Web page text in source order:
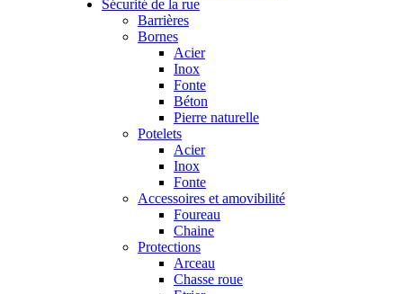
Sécurité de la rue
Barrières
Bornes
Acier
Inox
Fonte
Béton
Pierre naturelle
Potelets
Acier
Inox
Fonte
Accessoires et amovibilité
Foureau
Chaine
Protections
Arceau
Chasse roue